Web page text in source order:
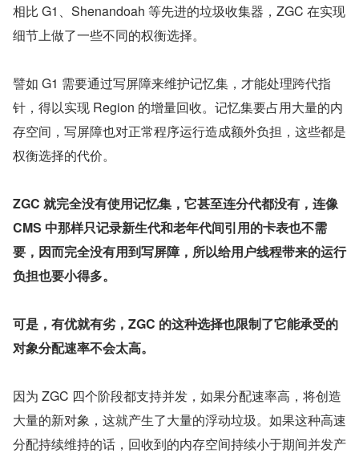
相比 G1、Shenandoah 等先进的垃圾收集器，ZGC 在实现
细节上做了一些不同的权衡选择。
譬如 G1 需要通过写屏障来维护记忆集，才能处理跨代指
针，得以实现 Region 的增量回收。记忆集要占用大量的内
存空间，写屏障也对正常程序运行造成额外负担，这些都是
权衡选择的代价。
ZGC 就完全没有使用记忆集，它甚至连分代都没有，连像
CMS 中那样只记录新生代和老年代间引用的卡表也不需
要，因而完全没有用到写屏障，所以给用户线程带来的运行
负担也要小得多。
可是，有优就有劣，ZGC 的这种选择也限制了它能承受的
对象分配速率不会太高。
因为 ZGC 四个阶段都支持并发，如果分配速率高，将创造
大量的新对象，这就产生了大量的浮动垃圾。如果这种高速
分配持续维持的话，回收到的内存空间持续小于期间并发产